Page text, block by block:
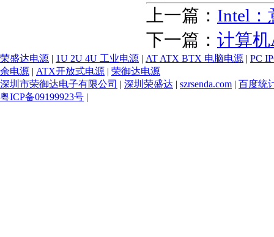
上一篇： Intel：
下一篇： 计算
荣盛达电源 | 1U 2U 4U 工业电源 | AT ATX BTX 电脑电源 | PC
余电源 | ATX开放式电源 | 荣御达电源
深圳市荣御达电子有限公司 | 深圳荣盛达 | szrsenda.com | 百度统
粤ICP备09199923号 |